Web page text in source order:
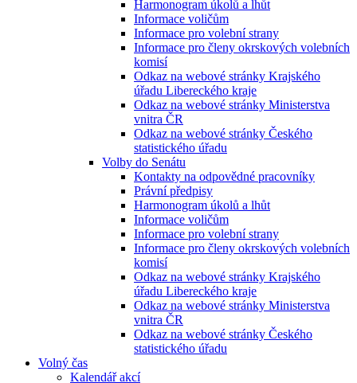
Harmonogram úkolů a lhůt
Informace voličům
Informace pro volební strany
Informace pro členy okrskových volebních
komisí
Odkaz na webové stránky Krajského
úřadu Libereckého kraje
Odkaz na webové stránky Ministerstva
vnitra ČR
Odkaz na webové stránky Českého
statistického úřadu
Volby do Senátu
Kontakty na odpovědné pracovníky
Právní předpisy
Harmonogram úkolů a lhůt
Informace voličům
Informace pro volební strany
Informace pro členy okrskových volebních
komisí
Odkaz na webové stránky Krajského
úřadu Libereckého kraje
Odkaz na webové stránky Ministerstva
vnitra ČR
Odkaz na webové stránky Českého
statistického úřadu
Volný čas
Kalendář akcí